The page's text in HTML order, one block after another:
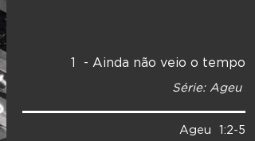
1 - Ainda não veio o tempo
Série: Ageu
Ageu 1:2-5